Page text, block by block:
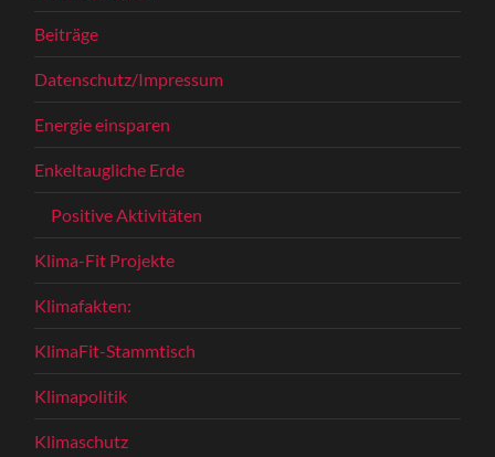
Beiträge
Datenschutz/Impressum
Energie einsparen
Enkeltaugliche Erde
Positive Aktivitäten
Klima-Fit Projekte
Klimafakten:
KlimaFit-Stammtisch
Klimapolitik
Klimaschutz